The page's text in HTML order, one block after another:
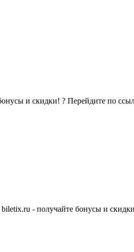
и скидки! ? Перейдите по
- получайте бонусы и